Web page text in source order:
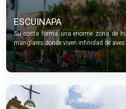
ESCUINAPA
Su costa forma una enorme zona de
manglares donde viven infinidad de aves.